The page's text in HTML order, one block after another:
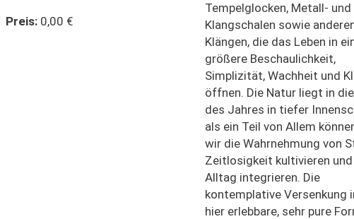
Preis: 0,00 €
Tempelglocken, Metall-
Klangschalen sowie
Klängen, die das Leben in
größere Beschaulichkeit,
Simplizität, Wachheit und
öffnen. Die Natur liegt in
des Jahres in tiefer
als ein Teil von Allem
wir die Wahrnehmung von
Zeitlosigkeit kultivieren und
Alltag integrieren. Die
kontemplative Versenkung
hier erlebbare, sehr pure